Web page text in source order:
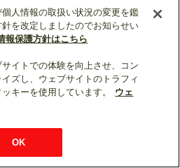
人情報の取扱い状況の変更を鑑
を改定しましたのでお知らせい
報保護方針はこちら
イトでの体験を向上させ、コン
ズし、ウェブサイトのトラフィ
キーを使用しています。
ウェ
OK